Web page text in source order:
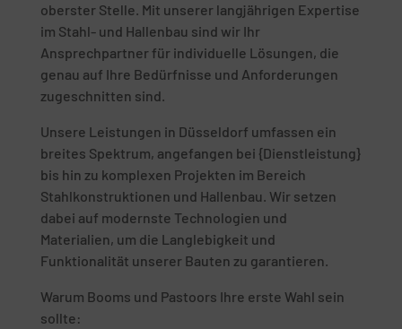
oberster Stelle. Mit unserer langjährigen Expertise
im Stahl- und Hallenbau sind wir Ihr
Ansprechpartner für individuelle Lösungen, die
genau auf Ihre Bedürfnisse und Anforderungen
zugeschnitten sind.
Unsere Leistungen in Düsseldorf umfassen ein
breites Spektrum, angefangen bei {Dienstleistung}
bis hin zu komplexen Projekten im Bereich
Stahlkonstruktionen und Hallenbau. Wir setzen
dabei auf modernste Technologien und
Materialien, um die Langlebigkeit und
Funktionalität unserer Bauten zu garantieren.
Warum Booms und Pastoors Ihre erste Wahl sein
sollte: